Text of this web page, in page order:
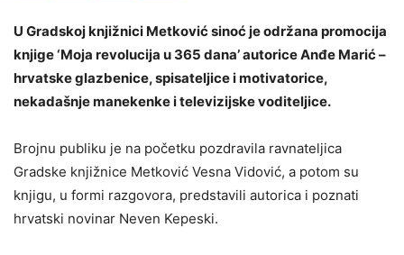
U Gradskoj knjižnici Metković sinoć je održana promocija
knjige ‘Moja revolucija u 365 dana’ autorice Anđe Marić –
hrvatske glazbenice, spisateljice i motivatorice,
nekadašnje manekenke i televizijske voditeljice.
Brojnu publiku je na početku pozdravila ravnateljica
Gradske knjižnice Metković Vesna Vidović, a potom su
knjigu, u formi razgovora, predstavili autorica i poznati
hrvatski novinar Neven Kepeski.